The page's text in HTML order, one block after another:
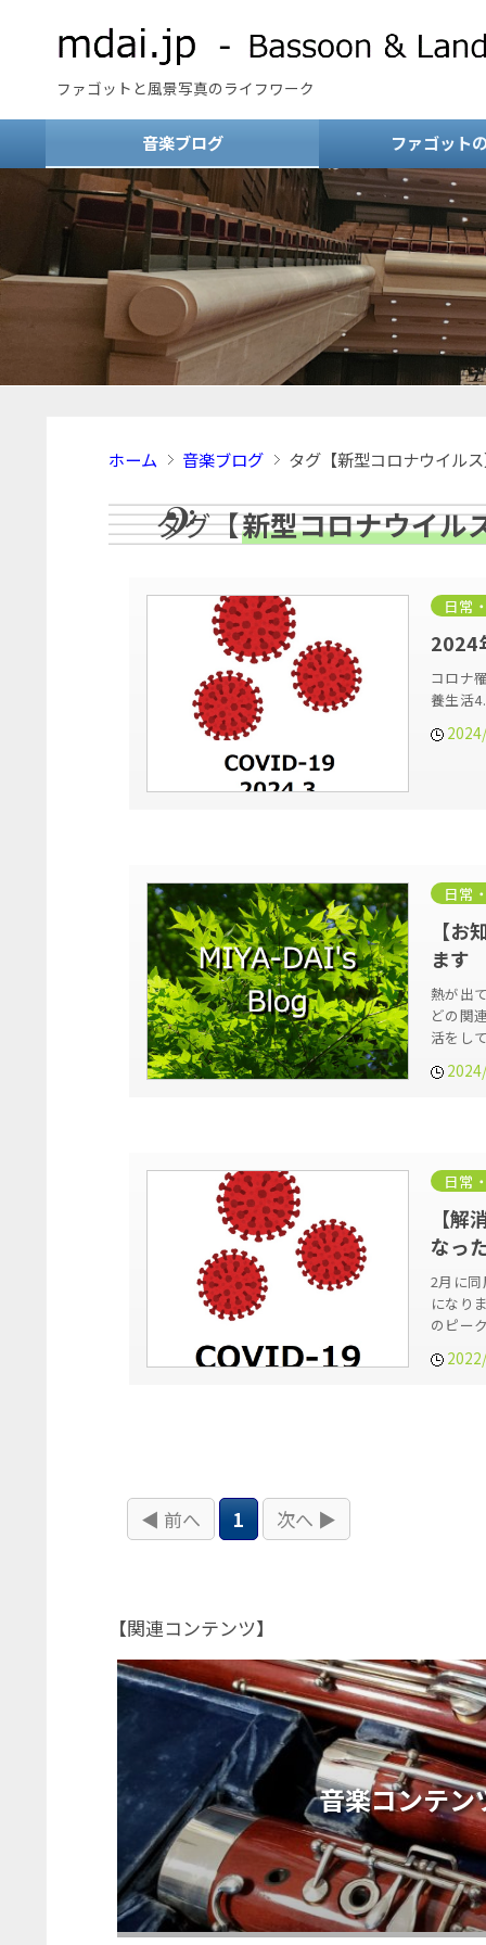
ファゴットと風景写真のライフワーク
音楽ブログ ファゴット
ホーム 音楽ブログ タグ【新型コロナウイル
タグ【新型コロナウイル
日常
2024
コロナ
養生活
日常
【
ます
熱が出
どの関
活をし
日常
【
なっ
2月に
になり
のピー
◀ 前へ 1 次へ ▶
【関連コンテンツ】
音楽コンテン